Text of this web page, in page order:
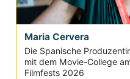
Maria Cervera
Die Spanische
mit dem Movie-College
Filmfests 2026